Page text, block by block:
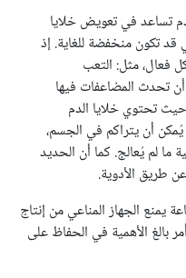
تساعد في تعويض خلايا
قد تكون منخفضة للغاية. إذ
مثل: التعب
تحدث المضاعفات فيها
تحتوي خلايا الدم
يُمكن أن يتراكم في الجسم،
ما لم يُعالج. كما أن الحديد
طريق الأدوية.
يمنع الجهاز المناعي من إنتاج
بالغ الأهمية في الحفاظ على